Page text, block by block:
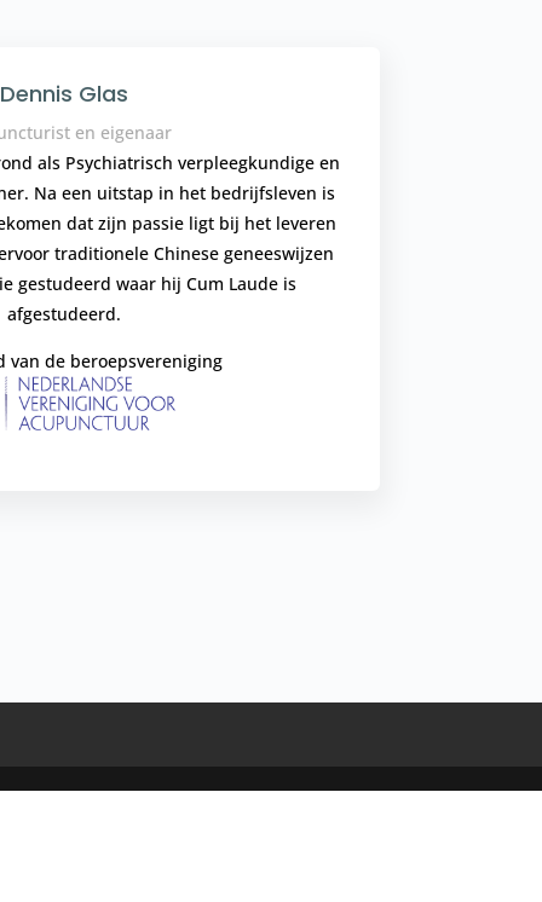
Dennis Glas
en eigenaar
als Psychiatrisch verpleegkundige en
Na een uitstap in het bedrijfsleven is
dat zijn passie ligt bij het leveren
traditionele Chinese geneeswijzen
gestudeerd waar hij Cum Laude is
afgestudeerd.
van de beroepsvereniging